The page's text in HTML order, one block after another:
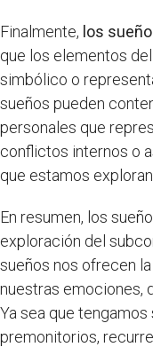
Finalmente, los
que los elementos
simbólico o
sueños pueden
personales que
conflictos internos o
que estamos
En resumen, los
exploración del
sueños nos ofrecen
nuestras emociones,
Ya sea que
premonitorios,